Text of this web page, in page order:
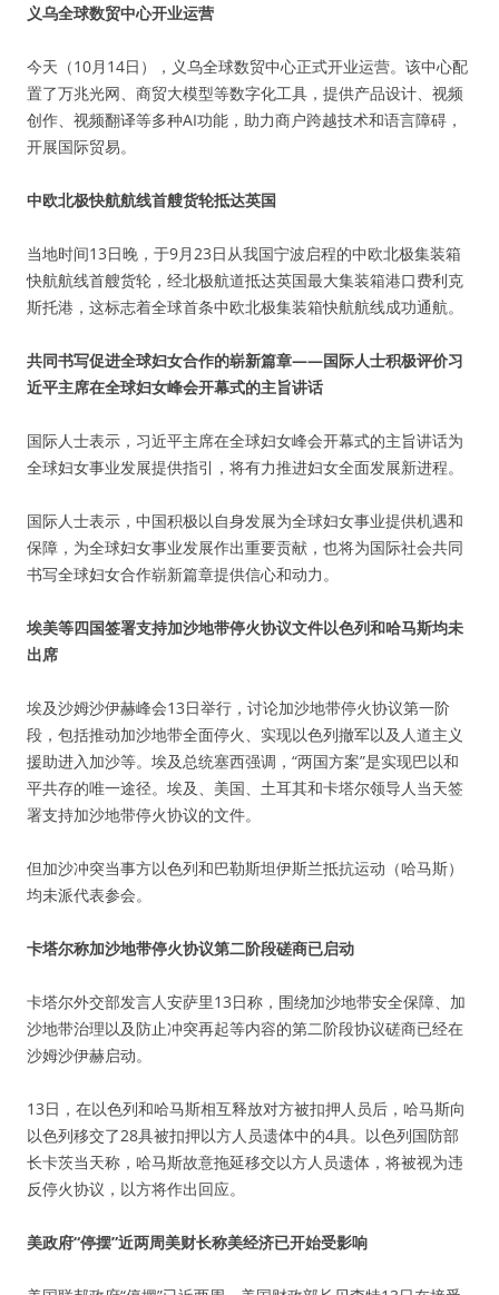
义乌全球数贸中心开业运营
今天（10月14日），义乌全球数贸中心正式开业运营。该中心配
置了万兆光网、商贸大模型等数字化工具，提供产品设计、视频
创作、视频翻译等多种AI功能，助力商户跨越技术和语言障碍，
开展国际贸易。
中欧北极快航航线首艘货轮抵达英国
当地时间13日晚，于9月23日从我国宁波启程的中欧北极集装箱
快航航线首艘货轮，经北极航道抵达英国最大集装箱港口费利克
斯托港，这标志着全球首条中欧北极集装箱快航航线成功通航。
共同书写促进全球妇女合作的崭新篇章——国际人士积极评价习
近平主席在全球妇女峰会开幕式的主旨讲话
国际人士表示，习近平主席在全球妇女峰会开幕式的主旨讲话为
全球妇女事业发展提供指引，将有力推进妇女全面发展新进程。
国际人士表示，中国积极以自身发展为全球妇女事业提供机遇和
保障，为全球妇女事业发展作出重要贡献，也将为国际社会共同
书写全球妇女合作崭新篇章提供信心和动力。
埃美等四国签署支持加沙地带停火协议文件以色列和哈马斯均未
出席
埃及沙姆沙伊赫峰会13日举行，讨论加沙地带停火协议第一阶
段，包括推动加沙地带全面停火、实现以色列撤军以及人道主义
援助进入加沙等。埃及总统塞西强调，“两国方案”是实现巴以和
平共存的唯一途径。埃及、美国、土耳其和卡塔尔领导人当天签
署支持加沙地带停火协议的文件。
但加沙冲突当事方以色列和巴勒斯坦伊斯兰抵抗运动（哈马斯）
均未派代表参会。
卡塔尔称加沙地带停火协议第二阶段磋商已启动
卡塔尔外交部发言人安萨里13日称，围绕加沙地带安全保障、加
沙地带治理以及防止冲突再起等内容的第二阶段协议磋商已经在
沙姆沙伊赫启动。
13日，在以色列和哈马斯相互释放对方被扣押人员后，哈马斯向
以色列移交了28具被扣押以方人员遗体中的4具。以色列国防部
长卡茨当天称，哈马斯故意拖延移交以方人员遗体，将被视为违
反停火协议，以方将作出回应。
美政府“停摆”近两周美财长称美经济已开始受影响